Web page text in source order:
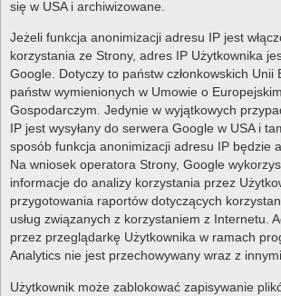
się w USA i archiwizowane.
Jeżeli funkcja anonimizacji adresu IP jest
korzystania ze Strony, adres IP Użytkownika
Google. Dotyczy to państw członkowskich Unii
państw wymienionych w Umowie o
Gospodarczym. Jedynie w wyjątkowych
IP jest wysyłany do serwera Google w USA i
sposób funkcja anonimizacji adresu IP będzie
Na wniosek operatora Strony, Google
informacje do analizy korzystania przez
przygotowania raportów dotyczących
usług związanych z korzystaniem z Internetu.
przez przeglądarkę Użytkownika w ramach
Analytics nie jest przechowywany wraz z
Użytkownik może zablokować zapisywanie